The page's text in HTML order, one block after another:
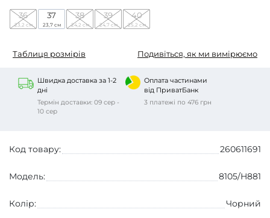
36
23,2 см
37
23,7 см
38
24,2 см
39
24,7 см
40
25,2 см
Таблиця розмірів Подивіться, як ми вимірюємо
Швидка доставка за 1-2
дні
Термін доставки: 09 сер -
10 сер
Оплата частинами
від ПриватБанк
3 платежі по 476 грн
Код товару: 260611691
Модель: 8105/H881
Колір: Чорний